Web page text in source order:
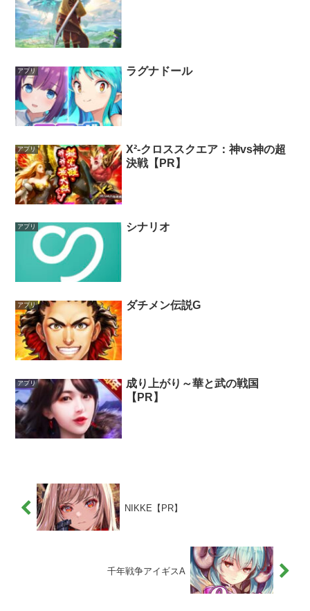
アプリ ラグナドール
アプリ
X²-クロススクエア：神vs神の超
決戦【PR】
アプリ シナリオ
アプリ ダチメン伝説G
アプリ
成り上がり～華と武の戦国
【PR】
NIKKE【PR】
千年戦争アイギスA